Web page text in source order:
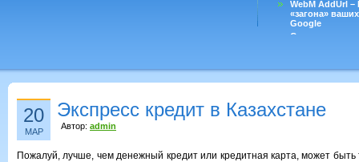
WebM AddUrl
«загона»
Google
Существует
20
МАР
Экспресс кредит в Казахстане
Автор: admin
Пожалуй, лучше, чем денежный кредит или кредитная карта, может быть